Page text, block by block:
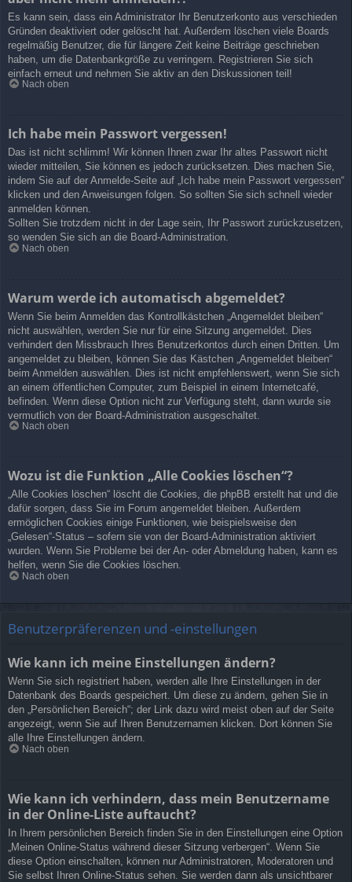
Es kann sein, dass ein Administrator Ihr Benutzerkonto aus verschieden
Gründen deaktiviert oder gelöscht hat. Außerdem löschen viele Boards
regelmäßig Benutzer, die für längere Zeit keine Beiträge geschrieben
haben, um die Datenbankgröße zu verringern. Registrieren Sie sich
einfach erneut und nehmen Sie aktiv an den Diskussionen teil!
Nach oben
Ich habe mein Passwort vergessen!
Das ist nicht schlimm! Wir können Ihnen zwar Ihr altes Passwort nicht
wieder mitteilen, Sie können es jedoch zurücksetzen. Dies machen Sie,
indem Sie auf der Anmelde-Seite auf „Ich habe mein Passwort vergessen“
klicken und den Anweisungen folgen. So sollten Sie sich schnell wieder
anmelden können.
Sollten Sie trotzdem nicht in der Lage sein, Ihr Passwort zurückzusetzen,
so wenden Sie sich an die Board-Administration.
Nach oben
Warum werde ich automatisch abgemeldet?
Wenn Sie beim Anmelden das Kontrollkästchen „Angemeldet bleiben“
nicht auswählen, werden Sie nur für eine Sitzung angemeldet. Dies
verhindert den Missbrauch Ihres Benutzerkontos durch einen Dritten. Um
angemeldet zu bleiben, können Sie das Kästchen „Angemeldet bleiben“
beim Anmelden auswählen. Dies ist nicht empfehlenswert, wenn Sie sich
an einem öffentlichen Computer, zum Beispiel in einem Internetcafé,
befinden. Wenn diese Option nicht zur Verfügung steht, dann wurde sie
vermutlich von der Board-Administration ausgeschaltet.
Nach oben
Wozu ist die Funktion „Alle Cookies löschen“?
„Alle Cookies löschen“ löscht die Cookies, die phpBB erstellt hat und die
dafür sorgen, dass Sie im Forum angemeldet bleiben. Außerdem
ermöglichen Cookies einige Funktionen, wie beispielsweise den
„Gelesen“-Status – sofern sie von der Board-Administration aktiviert
wurden. Wenn Sie Probleme bei der An- oder Abmeldung haben, kann es
helfen, wenn Sie die Cookies löschen.
Nach oben
Benutzerpräferenzen und -einstellungen
Wie kann ich meine Einstellungen ändern?
Wenn Sie sich registriert haben, werden alle Ihre Einstellungen in der
Datenbank des Boards gespeichert. Um diese zu ändern, gehen Sie in
den „Persönlichen Bereich“; der Link dazu wird meist oben auf der Seite
angezeigt, wenn Sie auf Ihren Benutzernamen klicken. Dort können Sie
alle Ihre Einstellungen ändern.
Nach oben
Wie kann ich verhindern, dass mein Benutzername
in der Online-Liste auftaucht?
In Ihrem persönlichen Bereich finden Sie in den Einstellungen eine Option
„Meinen Online-Status während dieser Sitzung verbergen“. Wenn Sie
diese Option einschalten, können nur Administratoren, Moderatoren und
Sie selbst Ihren Online-Status sehen. Sie werden dann als unsichtbarer